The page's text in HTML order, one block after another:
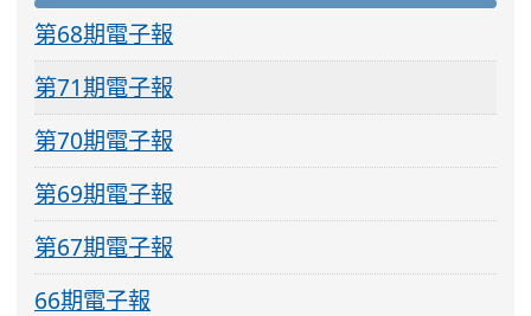
第68期電子報
第71期電子報
第70期電子報
第69期電子報
第67期電子報
66期電子報